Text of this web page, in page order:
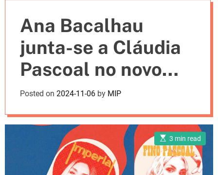
s
Ana Bacalhau
junta-se a Cláudia
Pascoal no novo
single “Imperial É
Fino” [LETRA]
Posted on 2024-11-06 by MIP
E
s
t
i
m
a
3 min read